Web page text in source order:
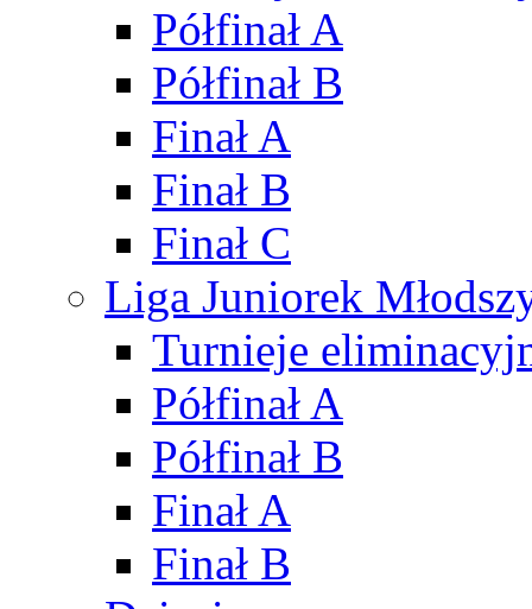
Półfinał A
Półfinał B
Finał A
Finał B
Finał C
Liga Juniorek
Turnieje
Półfinał A
Półfinał B
Finał A
Finał B